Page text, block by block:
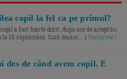
copil la fel ca pe primul?
a fost foarte dorit, după ani de așteptări
la 16 săptămâni. Sunt însărc... | Raspunde |
des de când avem copil. E